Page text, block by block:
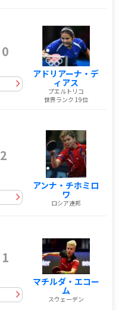
0
アドリアーナ・デ
ィアス
プエルトリコ
世界ランク 19位
2
アンナ・チホミロ
ワ
ロシア連邦
1
マチルダ・エコー
ム
スウェーデン